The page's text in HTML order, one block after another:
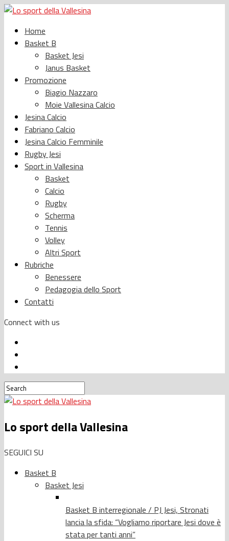
Home
Basket B
Basket Jesi
Janus Basket
Promozione
Biagio Nazzaro
Moie Vallesina Calcio
Jesina Calcio
Fabriano Calcio
Jesina Calcio Femminile
Rugby Jesi
Sport in Vallesina
Basket
Calcio
Rugby
Scherma
Tennis
Volley
Altri Sport
Rubriche
Benessere
Pedagogia dello Sport
Contatti
Connect with us
Lo sport della Vallesina
SEGUICI SU
Basket B
Basket Jesi
Basket B interregionale / PJ Jesi, Stronati
lancia la sfida: “Vogliamo riportare Jesi dove è
stata per tanti anni”